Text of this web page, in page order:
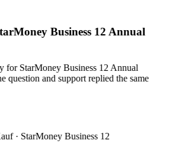
Business 12 Annual
StarMoney Business 12 Annual
question and support replied the same
· StarMoney Business 12